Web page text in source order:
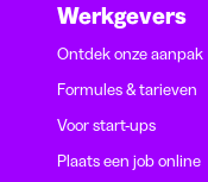
Werkgevers
Ontdek onze aanpak
Formules & tarieven
Voor start-ups
Plaats een job online